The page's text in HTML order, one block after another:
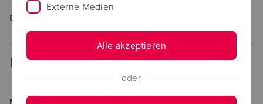
Detmolder Schule für Gestaltung
... Studiengänge
MASTER OF ARTS (M.A.)
Externe Medien
Alle akzeptieren
oder